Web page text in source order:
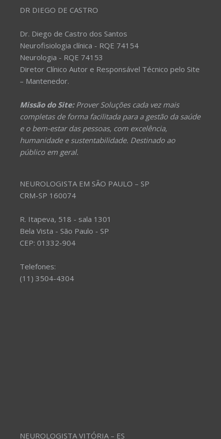
DR DIEGO DE CASTRO
Dr. Diego de Castro dos Santos
Neurofisiologia clínica - RQE 74154
Neurologia - RQE 74153
Diretor Clínico Autor e Responsável Técnico pelo Site
– Mantenedor.
Missão do Site:Prover Soluções cada vez mais
completas de forma facilitada para a gestão da saúde
e o bem-estar das pessoas, com excelência,
humanidade e sustentabilidade. Destinado ao
público em geral.
NEUROLOGISTA EM SÃO PAULO – SP
CRM-SP 160074
R. Itapeva, 518 - sala 1301
Bela Vista - São Paulo - SP
CEP: 01332-904
Telefones:
(11) 3504-4304
NEUROLOGISTA VITÓRIA – ES